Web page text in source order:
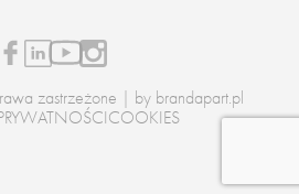
zastrzeżone | by brandapart.pl
COOKIES